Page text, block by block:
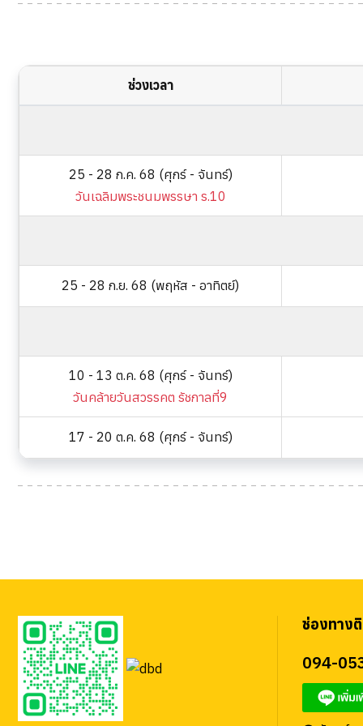
ช่วงเวลา
25 - 28 ก.ค. 68 (ศุกร์ - จันทร์)
วันเฉลิมพระชนมพรรษา ร.10
25 - 28 ก.ย. 68 (พฤหัส - อาทิตย์)
10 - 13 ต.ค. 68 (ศุกร์ - จันทร์)
วันคล้ายวันสวรรคต รัชกาลที่9
17 - 20 ต.ค. 68 (ศุกร์ - จันทร์)
ช่องทาง
094-